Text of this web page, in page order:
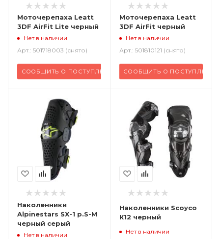
Моточерепаха Leatt
3DF AirFit Lite черный
Нет в наличии
Арт.: 501718003 (снято)
СООБЩИТЬ О ПОСТУПЛЕНИИ
Моточерепаха Leatt
3DF AirFit черный
Нет в наличии
Арт.: 501810121 (снято)
СООБЩИТЬ О ПОСТУПЛЕНИИ
Наколенники
Alpinestars SX-1 р.S-M
черный серый
Нет в наличии
Наколенники Scoyco
К12 черный
Нет в наличии